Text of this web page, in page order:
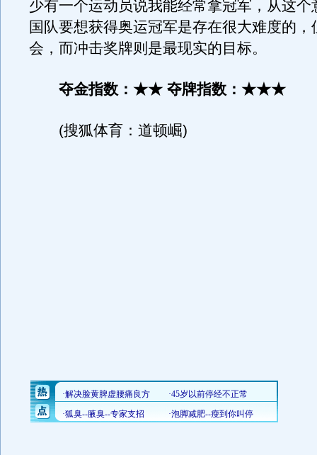
少有一个运动员说我能经常拿冠军，从这个
国队要想获得奥运冠军是存在很大难度的，
会，而冲击奖牌则是最现实的目标。
夺金指数：★★ 夺牌指数：★★★
(搜狐体育：道顿崛)